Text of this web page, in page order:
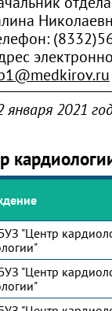
января 2021
"Центр
"Центр